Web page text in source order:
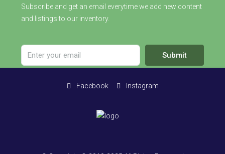
Subscribe and get an email everytime we add new content
and listings to our inventory.
Submit
Facebook Instagram